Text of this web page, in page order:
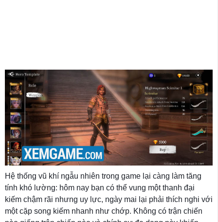
Hệ thống vũ khí ngẫu nhiên trong game lại càng làm tăng
tính khó lường: hôm nay bạn có thể vung một thanh đại
kiếm chậm rãi nhưng uy lực, ngày mai lại phải thích nghi với
một cặp song kiếm nhanh như chớp. Không có trận chiến